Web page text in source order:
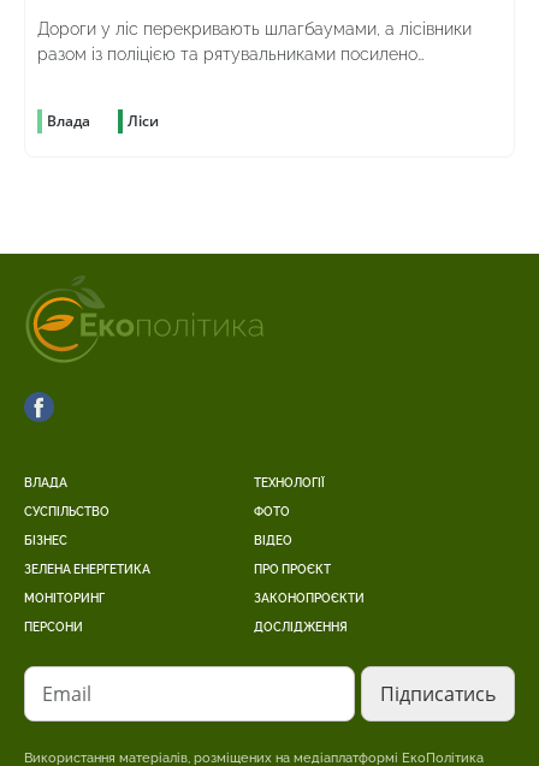
Дороги у ліс перекривають шлагбаумами, а лісівники
разом із поліцією та рятувальниками посилено
Влада Ліси
ВЛАДА
СУСПІЛЬСТВО
БІЗНЕС
ЗЕЛЕНА ЕНЕРГЕТИКА
МОНІТОРИНГ
ПЕРСОНИ
ТЕХНОЛОГІЇ
ФОТО
ВІДЕО
ПРО ПРОЄКТ
ЗАКОНОПРОЄКТИ
ДОСЛІДЖЕННЯ
Email
Використання матеріалів, розміщених на медіаплатформі ЕкоПолітика